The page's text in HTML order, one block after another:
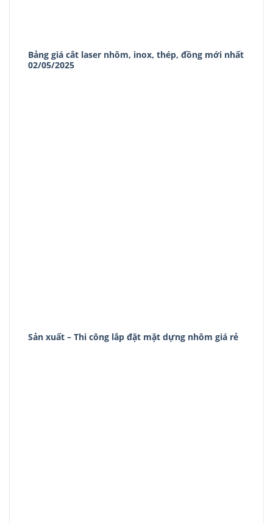
Bảng giá cắt laser nhôm, inox, thép, đồng mới nhất
02/05/2025
Sản xuất – Thi công lắp đặt mặt dựng nhôm giá rẻ